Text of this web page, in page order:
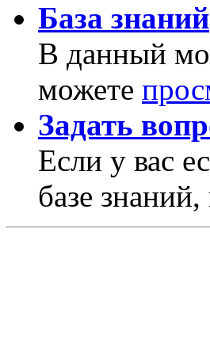
База знаний
В данный
можете
Задать
Если у вас
базе